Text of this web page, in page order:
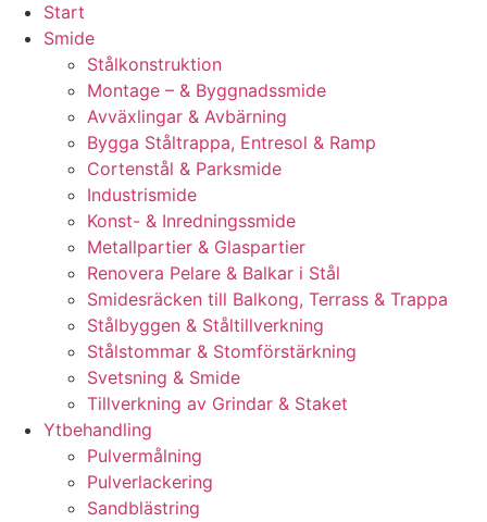
Start
Smide
Stålkonstruktion
Montage – & Byggnadssmide
Avväxlingar & Avbärning
Bygga Ståltrappa, Entresol & Ramp
Cortenstål & Parksmide
Industrismide
Konst- & Inredningssmide
Metallpartier & Glaspartier
Renovera Pelare & Balkar i Stål
Smidesräcken till Balkong, Terrass & Trappa
Stålbyggen & Ståltillverkning
Stålstommar & Stomförstärkning
Svetsning & Smide
Tillverkning av Grindar & Staket
Ytbehandling
Pulvermålning
Pulverlackering
Sandblästring